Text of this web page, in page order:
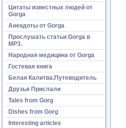
Цитаты известных людей от
Gorga
Анекдоты от Gorga
Прослушать статьи Gorga в
МР3.
Народная медицина от Gorga
Гостевая книга
Белая Калитва.Путеводитель
Друзья Прислали
Tales from Gorg
Dishes from Gorg
Interesting articles